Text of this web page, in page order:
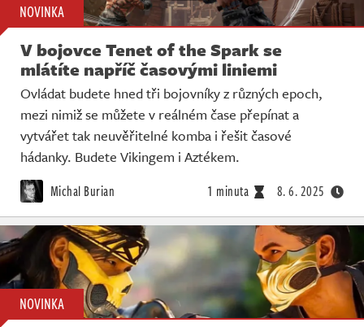
NOVINKA
V bojovce Tenet of the Spark se
mlátíte napříč časovými liniemi
Ovládat budete hned tři bojovníky z různých epoch,
mezi nimiž se můžete v reálném čase přepínat a
vytvářet tak neuvěřitelné komba i řešit časové
hádanky. Budete Vikingem i Aztékem.
Michal Burian 1 minuta 8. 6. 2025
NOVINKA